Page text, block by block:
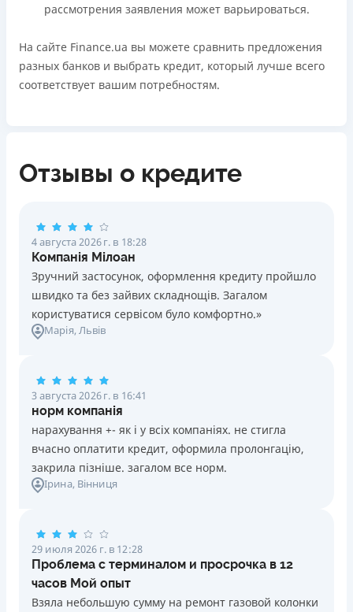
рассмотрения заявления может варьироваться.
На сайте Finance.ua вы можете сравнить предложения
разных банков и выбрать кредит, который лучше всего
соответствует вашим потребностям.
Отзывы о кредите
4 августа 2026 г. в 18:28
Компанія Мілоан
Зручний застосунок, оформлення кредиту пройшло
швидко та без зайвих складнощів. Загалом
користуватися сервісом було комфортно.»
Марія, Львів
3 августа 2026 г. в 16:41
норм компанія
нарахування +- як і у всіх компаніях. не стигла
вчасно оплатити кредит, оформила пролонгацію,
закрила пізніше. загалом все норм.
Ірина, Вінниця
29 июля 2026 г. в 12:28
Проблема с терминалом и просрочка в 12
часов Мой опыт
Взяла небольшую сумму на ремонт газовой колонки